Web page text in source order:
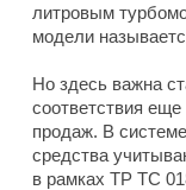
литровым
модели
Но здесь важна
соответствия
продаж. В
средства
в рамках ТР ТС